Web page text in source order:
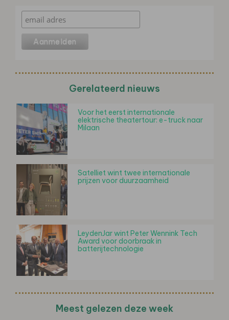
Gerelateerd nieuws
Voor het eerst internationale
elektrische theatertour: e-truck naar
Milaan
Satelliet wint twee internationale
prijzen voor duurzaamheid
LeydenJar wint Peter Wennink Tech
Award voor doorbraak in
batterijtechnologie
Meest gelezen deze week